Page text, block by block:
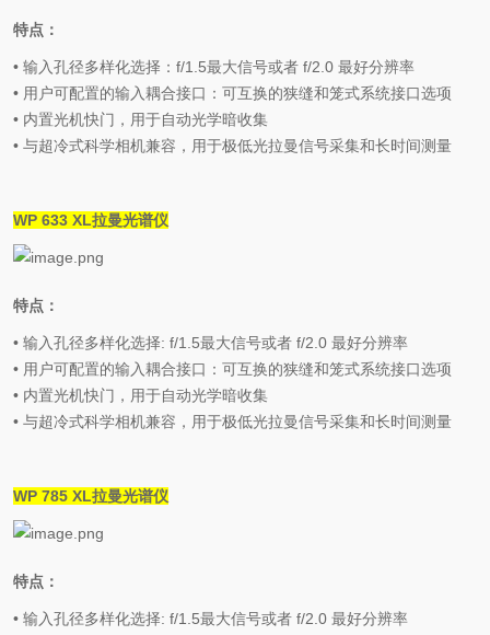
特点：
• 输入孔径多样化选择： f/1.5最大信号或者 f/2.0 最好分辨率
• 用户可配置的输入耦合接口：可互换的狭缝和笼式系统接口选项
• 内置光机快门，用于自动光学暗收集
• 与超冷式科学相机兼容，用于极低光拉曼信号采集和长时间测量
WP 633 XL拉曼光谱仪
特点：
• 输入孔径多样化选择: f/1.5最大信号或者 f/2.0 最好分辨率
• 用户可配置的输入耦合接口：可互换的狭缝和笼式系统接口选项
• 内置光机快门，用于自动光学暗收集
• 与超冷式科学相机兼容，用于极低光拉曼信号采集和长时间测量
WP 785 XL拉曼光谱仪
特点：
• 输入孔径多样化选择: f/1.5最大信号或者 f/2.0 最好分辨率